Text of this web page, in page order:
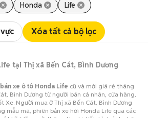
Honda Life
Xóa tất cả bộ lọc
tại Thị xã Bến Cát, Bình Dương
xe ô tô Honda Life cũ và mới giá rẻ tháng
Bình Dương từ người bán cá nhân, cửa hàng,
Xe. Người mua ở Thị xã Bến Cát, Bình Dương
mẫu mã, phiên bản xe hơi Honda Life qua các